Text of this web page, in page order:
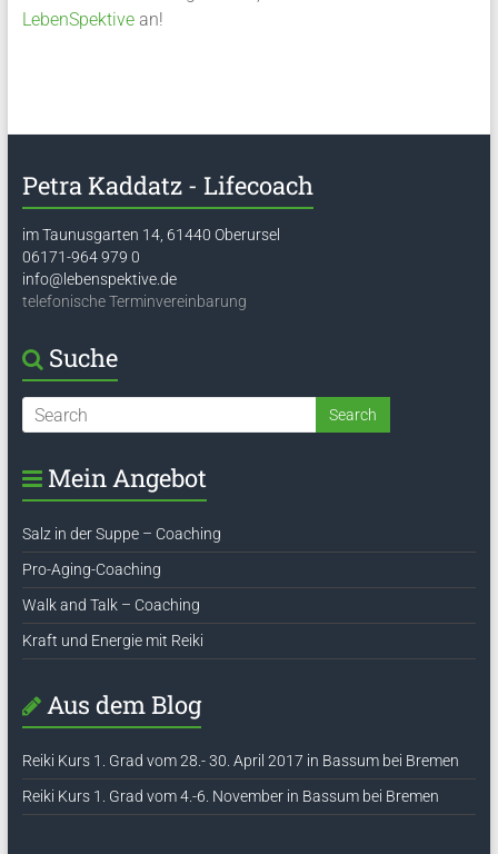
LebenSpektivean!
Petra Kaddatz - Lifecoach
im Taunusgarten 14, 61440 Oberursel
06171-964 979 0
info@lebenspektive.de
telefonische Terminvereinbarung
Suche
Mein Angebot
Salz in der Suppe – Coaching
Pro-Aging-Coaching
Walk and Talk – Coaching
Kraft und Energie mit Reiki
Aus dem Blog
Reiki Kurs 1. Grad vom 28.- 30. April 2017 in Bassum bei Bremen
Reiki Kurs 1. Grad vom 4.-6. November in Bassum bei Bremen